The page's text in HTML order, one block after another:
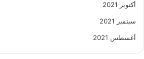
أكتوبر 2021
سبتمبر 2021
أغسطس 2021